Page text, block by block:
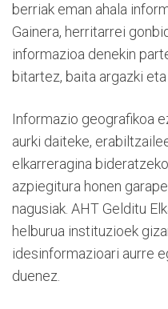
berriak eman ahala
Gainera, herritarrei
informazioa denekin
bitartez, baita argazki
Informazio geografikoa
aurki daiteke,
elkarreragina
azpiegitura honen
nagusiak. AHT Gelditu
helburua instituzioek
idesinformazioari aurre
duenez.